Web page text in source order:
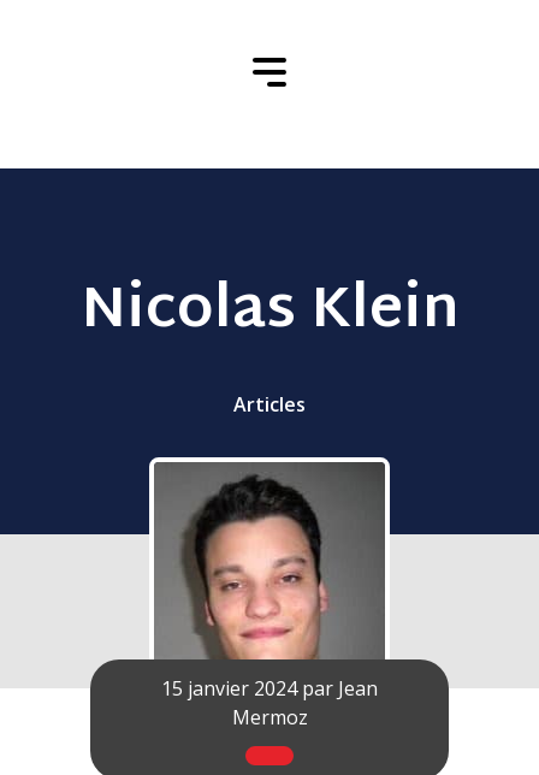
Nicolas Klein
Articles
15 janvier 2024 par Jean
Mermoz